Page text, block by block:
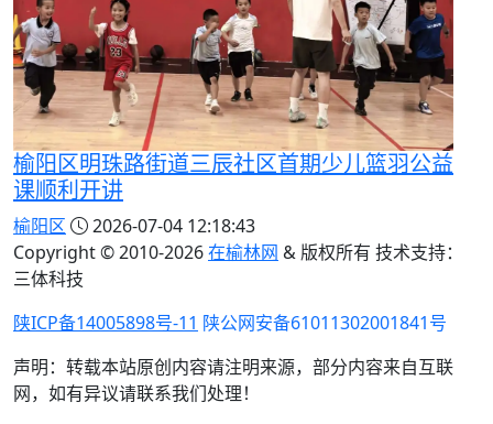
榆阳区明珠路街道三辰社区首期少儿篮羽公益
课顺利开讲
榆阳区
2026-07-04 12:18:43
Copyright © 2010-2026在榆林网 & 版权所有 技术支持：
三体科技
陕ICP备14005898号-11 陕公网安备61011302001841号
声明：转载本站原创内容请注明来源，部分内容来自互联
网，如有异议请联系我们处理！